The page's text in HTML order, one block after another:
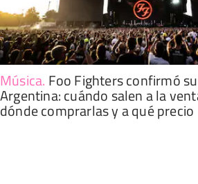
Música. Foo Fighters confirmó
Argentina: cuándo salen a la
dónde comprarlas y a qué precio